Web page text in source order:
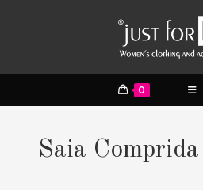
0
Saia